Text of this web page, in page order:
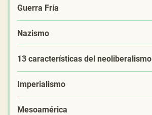
Guerra Fría
Nazismo
13 características del neoliberalismo
Imperialismo
Mesoamérica